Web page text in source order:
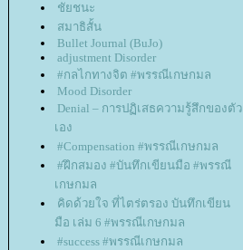
ชัยชนะ
สมาธิสั้น
Bullet Journal (BuJo)
adjustment Disorder
#กลไกทางจิต #พรรณีเกษกมล
Mood Disorder
Denial – การปฏิเสธความรู้สึกของตัว
เอง
#Compensation #พรรณีเกษกมล
#ฝึกสมอง #บันทึกเขียนมือ #พรรณี
เกษกมล
คิดด้วยใจ ที่ไตร่ตรอง บันทึกเขียน
มือ เล่ม 6 #พรรณีเกษกมล
#success #พรรณีเกษกมล